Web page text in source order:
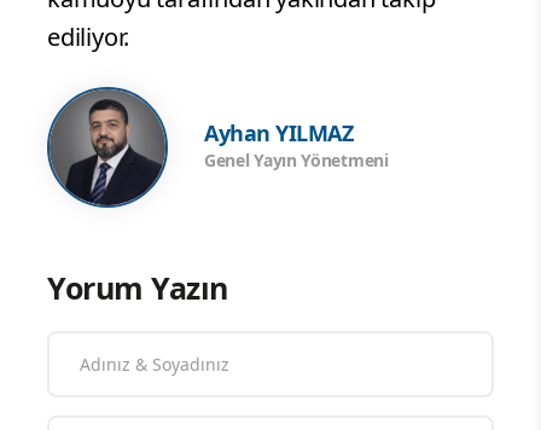
ediliyor.
Ayhan YILMAZ
Genel Yayın Yönetmeni
Yorum Yazın